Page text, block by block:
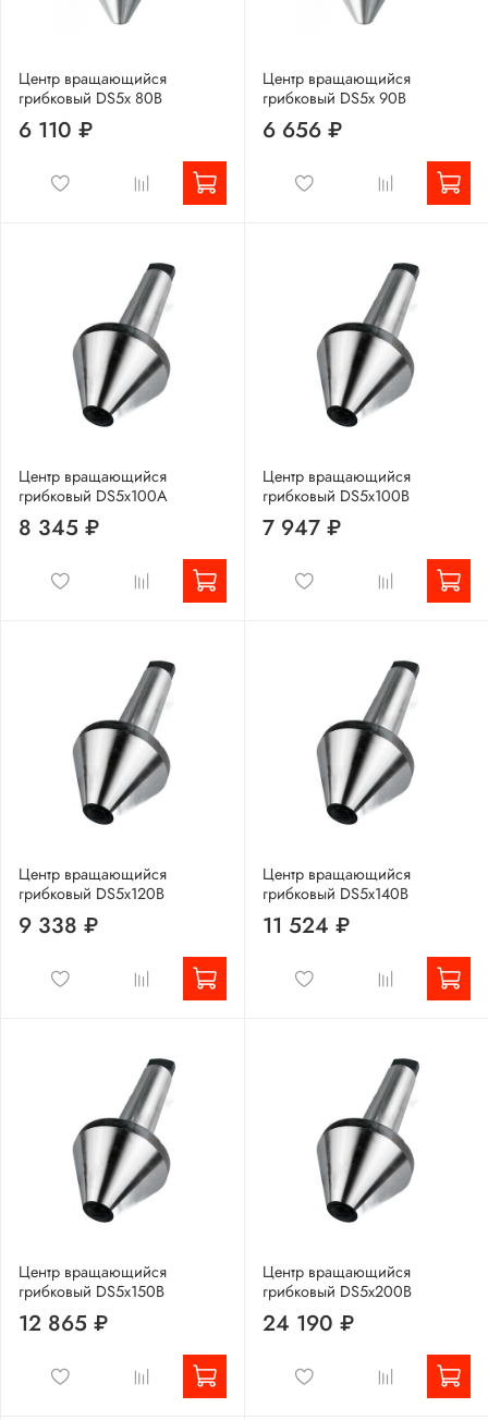
Центр вращающийся
грибковый DS5x 80B
6 110 ₽
Центр вращающийся
грибковый DS5x 90B
6 656 ₽
Центр вращающийся
грибковый DS5x100A
8 345 ₽
Центр вращающийся
грибковый DS5x100B
7 947 ₽
Центр вращающийся
грибковый DS5x120B
9 338 ₽
Центр вращающийся
грибковый DS5x140B
11 524 ₽
Центр вращающийся
грибковый DS5x150B
12 865 ₽
Центр вращающийся
грибковый DS5x200B
24 190 ₽